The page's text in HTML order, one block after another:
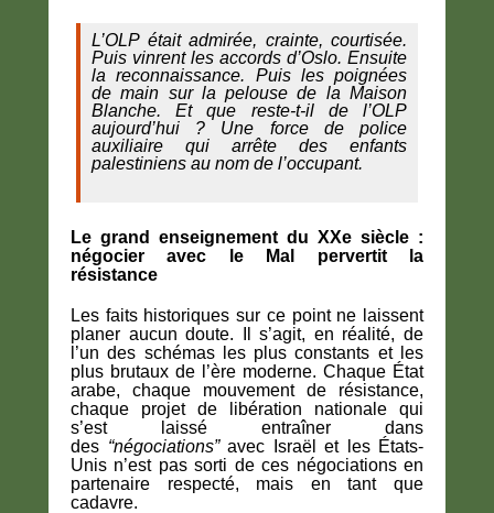
L’OLP était admirée, crainte, courtisée.
Puis vinrent les accords d’Oslo. Ensuite
la reconnaissance. Puis les poignées
de main sur la pelouse de la Maison
Blanche. Et que reste-t-il de l’OLP
aujourd’hui ? Une force de police
auxiliaire qui arrête des enfants
palestiniens au nom de l’occupant.
Le grand enseignement du XXe siècle :
négocier avec le Mal pervertit la
résistance
Les faits historiques sur ce point ne laissent
planer aucun doute. Il s’agit, en réalité, de
l’un des schémas les plus constants et les
plus brutaux de l’ère moderne. Chaque État
arabe, chaque mouvement de résistance,
chaque projet de libération nationale qui
s’est laissé entraîner dans
des “négociations”avec Israël et les États-
Unis n’est pas sorti de ces négociations en
partenaire respecté, mais en tant que
cadavre.